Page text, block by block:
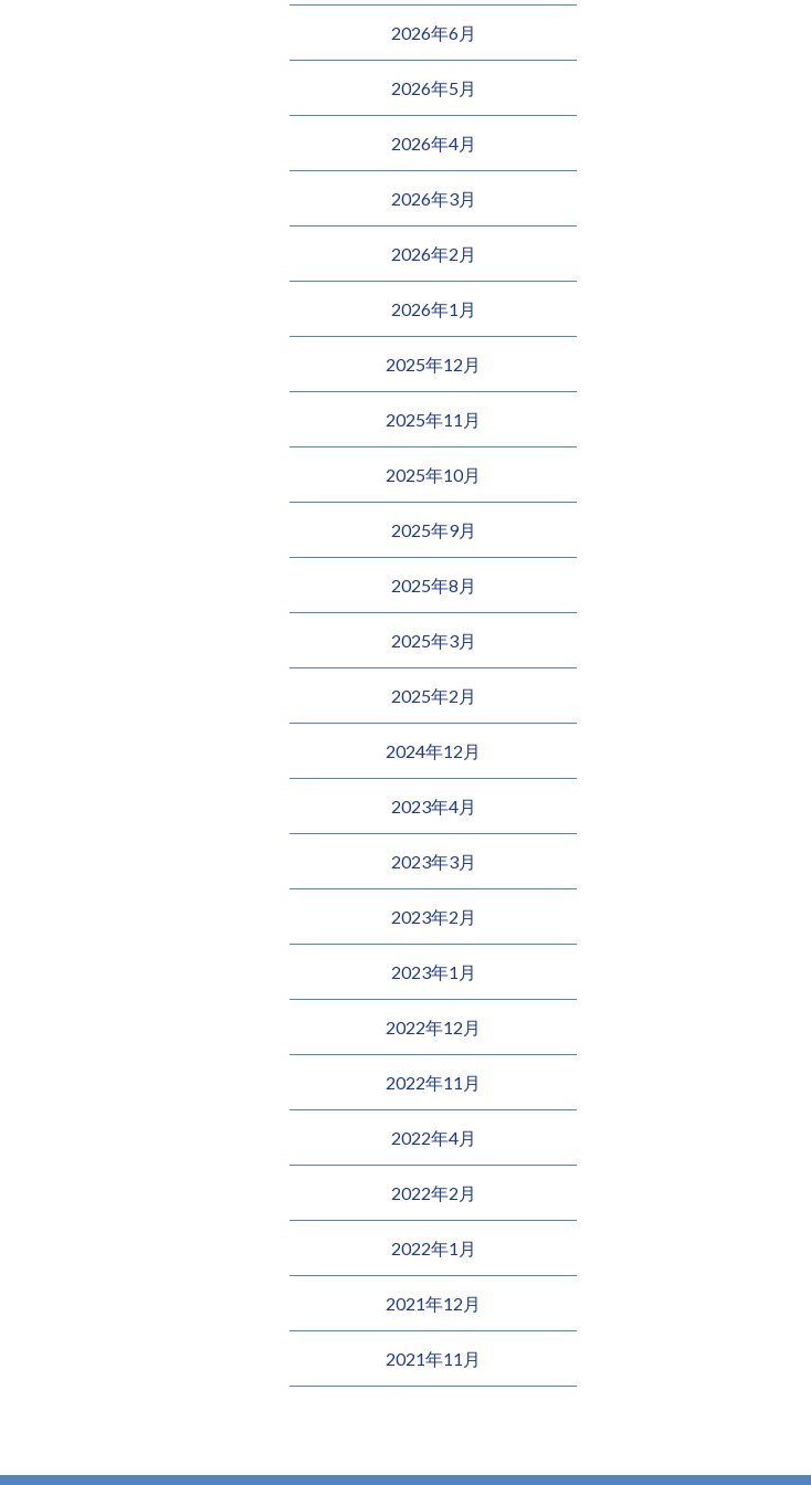
2026年6月
2026年5月
2026年4月
2026年3月
2026年2月
2026年1月
2025年12月
2025年11月
2025年10月
2025年9月
2025年8月
2025年3月
2025年2月
2024年12月
2023年4月
2023年3月
2023年2月
2023年1月
2022年12月
2022年11月
2022年4月
2022年2月
2022年1月
2021年12月
2021年11月